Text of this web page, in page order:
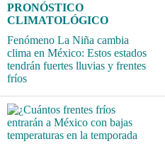
PRONÓSTICO
CLIMATOLÓGICO
Fenómeno La Niña cambia
clima en México: Estos estados
tendrán fuertes lluvias y frentes
fríos